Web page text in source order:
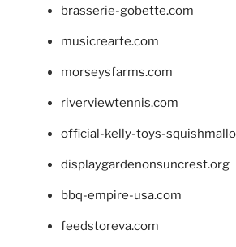
brasserie-gobette.com
musicrearte.com
morseysfarms.com
riverviewtennis.com
official-kelly-toys-
displaygardenonsuncrest.org
bbq-empire-usa.com
feedstoreva.com